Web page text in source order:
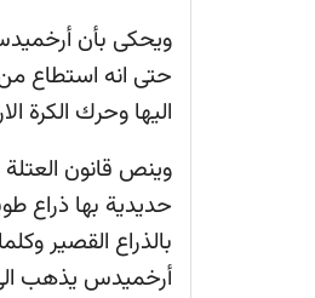
ويحكى بأن
حتى انه استطاع
اليها وحرك الكرة
وينص قانون
حديدية بها ذراع
بالذراع القصير
أرخميدس يذهب